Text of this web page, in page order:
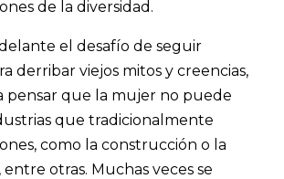
de la diversidad.
el desafío de seguir
derribar viejos mitos y creencias,
pensar que la mujer no puede
que tradicionalmente
como la construcción o la
otras. Muchas veces se